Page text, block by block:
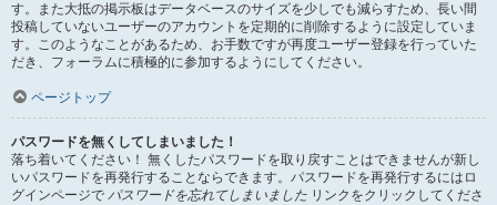
す。また大抵の掲示板はデータベースのサイズを少しでも減らすため、長い間
投稿していないユーザーのアカウントを定期的に削除するように設定していま
す。このようなことがあるため、お手数ですが再度ユーザー登録を行っていた
だき、フォーラムに積極的に参加するようにしてください。
ページトップ
パスワードを無くしてしまいました！
落ち着いてください！ 無くしたパスワードを取り戻すことはできませんが新し
いパスワードを再発行することならできます。パスワードを再発行するにはロ
グインページで パスワードを忘れてしまいました リンクをクリックしてくださ